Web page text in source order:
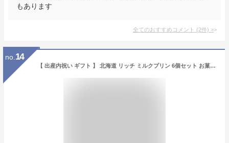
もあります
全てのおすすめコメント (2件) >
no. 14
【 出産内祝い ギフト 】 北海道 リッチ ミルクプリン 6個セット お菓子 お菓子 贈り物 お礼 お見舞い 人気 出産内祝い 出産 内祝い 結婚 お祝い お返し 両親 女性 実家 5000円 present (SK)軽 ランキング 入学 入学内祝い 入園 父の日 初節句 お中元